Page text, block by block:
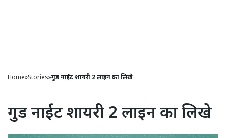
Home»Stories»गुड नाईट शायरी 2 लाइन का लिखे
गुड नाईट शायरी 2 लाइन का लिखे